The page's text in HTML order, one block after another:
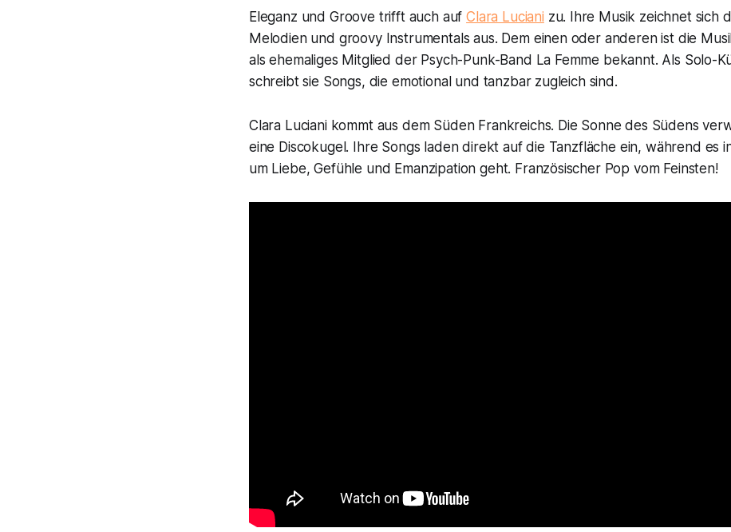
Eleganz und Groove trifft auch aufClara Luciani zu. Ihre Musik zeichnet sich
Melodien und groovy Instrumentals aus. Dem einen oder anderen ist die
als ehemaliges Mitglied der Psych-Punk-Band La Femme bekannt. Als Solo-
schreibt sie Songs, die emotional und tanzbar zugleich sind.
Clara Luciani kommt aus dem Süden Frankreichs. Die Sonne des Südens
eine Discokugel. Ihre Songs laden direkt auf die Tanzfläche ein, während es
um Liebe, Gefühle und Emanzipation geht. Französischer Pop vom Feinsten!